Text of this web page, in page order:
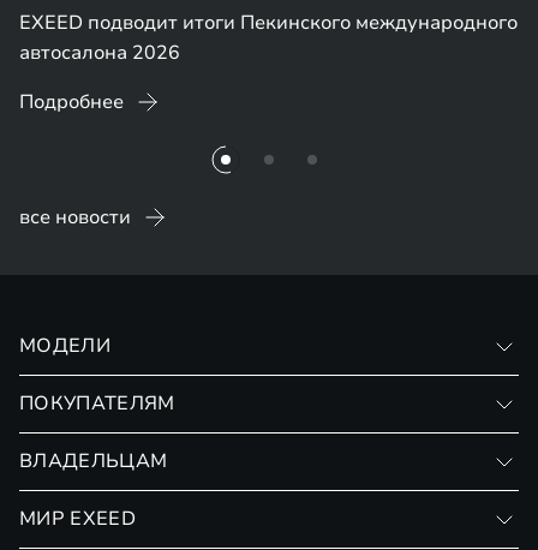
EXEED подводит итоги Пекинского международного
автосалона 2026
Подробнее
все новости
МОДЕЛИ
ПОКУПАТЕЛЯМ
Страхование
ВЛАДЕЛЬЦАМ
МИР EXEED